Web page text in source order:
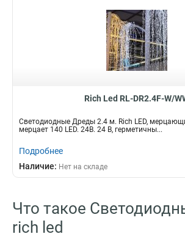
Rich Led RL-DR2.4F-W/
Светодиодные Дреды 2.4 м. Rich LED,
мерцает 140 LED. 24В. 24 B, герметичны...
Подробнее
Наличие: Нет на складе
Что такое
rich led